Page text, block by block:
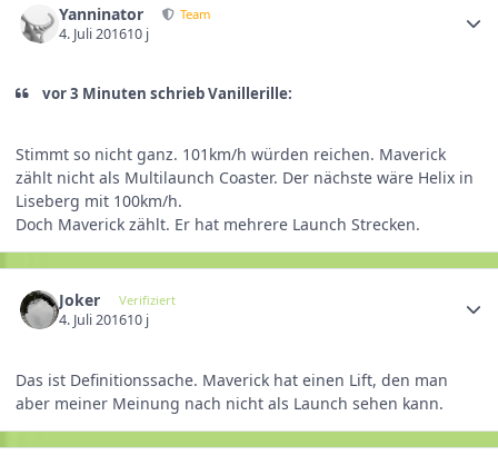
Yanninator Team
4. Juli 201610 j
vor 3 Minuten schrieb Vanillerille:
Stimmt so nicht ganz. 101km/h würden reichen. Maverick
zählt nicht als Multilaunch Coaster. Der nächste wäre Helix in
Liseberg mit 100km/h.
Doch Maverick zählt. Er hat mehrere Launch Strecken.
Joker Verifiziert
4. Juli 201610 j
Das ist Definitionssache. Maverick hat einen Lift, den man
aber meiner Meinung nach nicht als Launch sehen kann.